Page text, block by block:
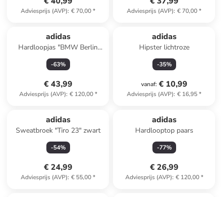
Adviesprijs (AVP): € 70,00* Adviesprijs (AVP): € 70,00*
adidas
Hardloopjas "BMW Berlin
Marathon 2024 Legends"
donkerblauw
-63%
€ 43,99
Adviesprijs (AVP): € 120,00*
adidas
Hipster lichtroze
-35%
vanaf: € 10,99
Adviesprijs (AVP): € 16,95*
adidas
Sweatbroek "Tiro 23" zwart
-54%
€ 24,99
Adviesprijs (AVP): € 55,00*
adidas
Hardlooptop paars
-77%
€ 26,99
Adviesprijs (AVP): € 120,00*